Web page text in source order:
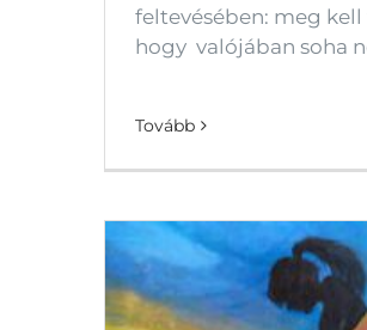
feltevésében: meg
hogy valójában soha
Tovább